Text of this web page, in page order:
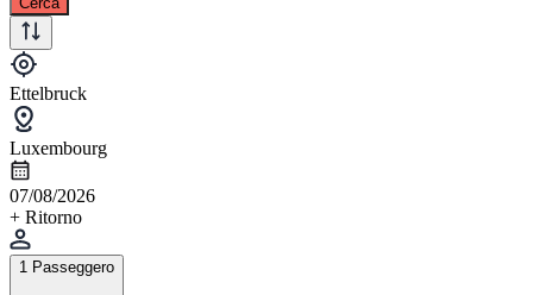
Ettelbruck
Luxembourg
07/08/2026
+ Ritorno
1 Passeggero